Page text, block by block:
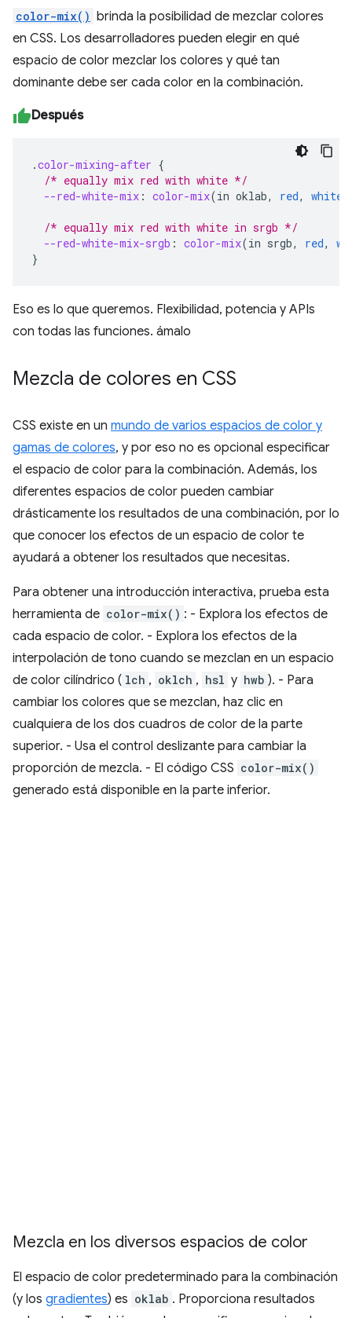
color-mix() brinda la posibilidad de mezclar colores
en CSS. Los desarrolladores pueden elegir en qué
espacio de color mezclar los colores y qué tan
dominante debe ser cada color en la combinación.
Después
.color-mixing-after {
/* equally mix red with white */
--red-white-mix : color-mix(in oklab, red, white
/* equally mix red with white in srgb */
--red-white-mix-srgb : color-mix(in srgb, red,
}
Eso es lo que queremos. Flexibilidad, potencia y APIs
con todas las funciones. ámalo
Mezcla de colores en CSS
CSS existe en un mundo de varios espacios de color y
gamas de colores, y por eso no es opcional especificar
el espacio de color para la combinación. Además, los
diferentes espacios de color pueden cambiar
drásticamente los resultados de una combinación, por lo
que conocer los efectos de un espacio de color te
ayudará a obtener los resultados que necesitas.
Para obtener una introducción interactiva, prueba esta
herramienta de color-mix() : - Explora los efectos de
cada espacio de color. - Explora los efectos de la
interpolación de tono cuando se mezclan en un espacio
de color cilíndrico ( lch , oklch , hsl y hwb ). - Para
cambiar los colores que se mezclan, haz clic en
cualquiera de los dos cuadros de color de la parte
superior. - Usa el control deslizante para cambiar la
proporción de mezcla. - El código CSS color-mix()
generado está disponible en la parte inferior.
Mezcla en los diversos espacios de color
El espacio de color predeterminado para la combinación
(y los gradientes) es oklab . Proporciona resultados